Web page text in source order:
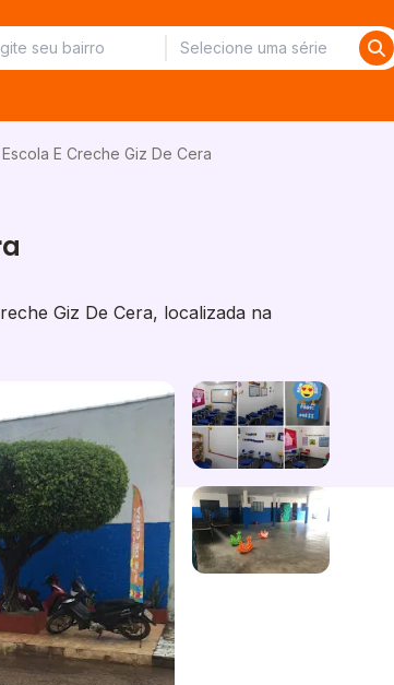
Escola E Creche Giz De Cera
Giz De Cera, localizada na
Imagem 1